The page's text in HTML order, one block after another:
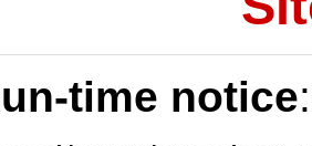
time notice